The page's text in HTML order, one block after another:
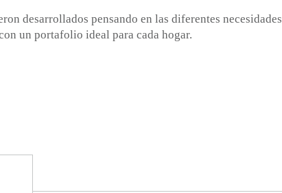
desarrollados pensando en las diferentes necesidades
un portafolio ideal para cada hogar.